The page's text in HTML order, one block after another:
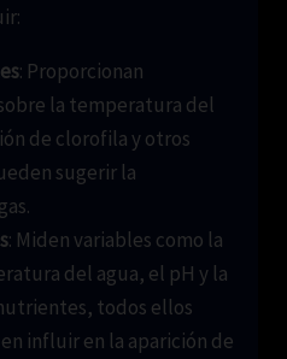
: Proporcionan
la temperatura del
de clorofila y otros
sugerir la
: Miden variables como la
del agua, el pH y la
todos ellos
influir en la aparición de